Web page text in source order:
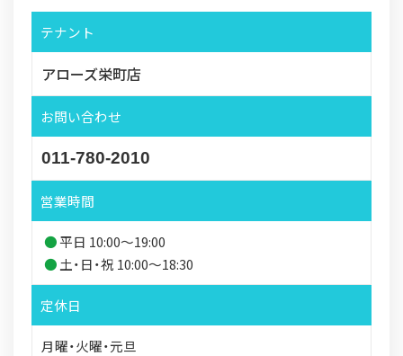
テナント
アローズ栄町店
お問い合わせ
011-780-2010
営業時間
平日 10:00～19:00
土・日・祝 10:00～18:30
定休日
月曜・火曜・元旦